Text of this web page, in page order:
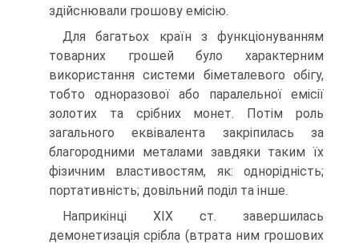
здійснювали грошову емісію.
Для багатьох країн з функціонуванням
товарних грошей було характерним
використання системи біметалевого обігу,
тобто одноразової або паралельної емісії
золотих та срібних монет. Потім роль
загального еквівалента закріпилась за
благородними металами завдяки таким їх
фізичним властивостям, як: однорідність;
портативність; довільний поділ та інше.
Наприкінці XIX ст. завершилась
демонетизація срібла (втрата ним грошових